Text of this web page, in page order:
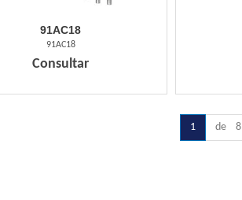
91AC18
91AC18
Consultar
1 de 8